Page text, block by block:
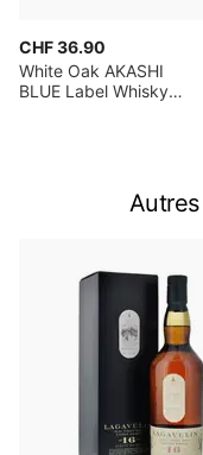
CHF 36.90
White Oak AKASHI
BLUE Label Whisky